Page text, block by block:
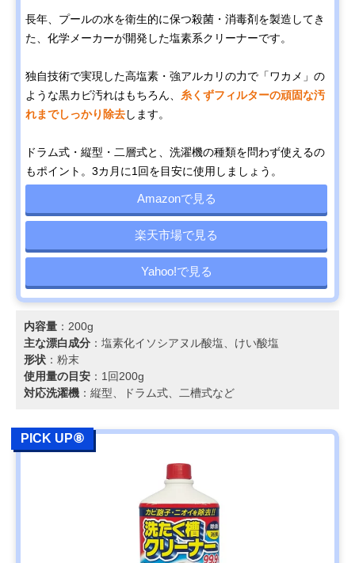
長年、プールの水を衛生的に保つ殺菌・消毒剤を製造してき
た、化学メーカーが開発した塩素系クリーナーです。
独自技術で実現した高塩素・強アルカリの力で「ワカメ」の
ような黒カビ汚れはもちろん、 糸くずフィルターの頑固な汚
れまでしっかり除去します。
ドラム式・縦型・二層式と、洗濯機の種類を問わず使えるの
もポイント。3カ月に1回を目安に使用しましょう。
Amazonで見る
楽天市場で見る
Yahoo!で見る
内容量 ：200g
主な漂白成分 ：塩素化イソシアヌル酸塩、けい酸塩
形状 ：粉末
使用量の目安 ：1回200g
対応洗濯機 ：縦型、ドラム式、二槽式など
PICK UP⑧